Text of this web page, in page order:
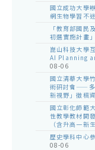
國立成功大學
網生物學習不
「教育部國民
初選實施計畫
崑山科技大學
AI Planning
08-06
國立清華大學
術研討會——多
新視野」徵稿
國立彰化師範
性教學教材開
（含升高一新
歷史學科中心
08-06